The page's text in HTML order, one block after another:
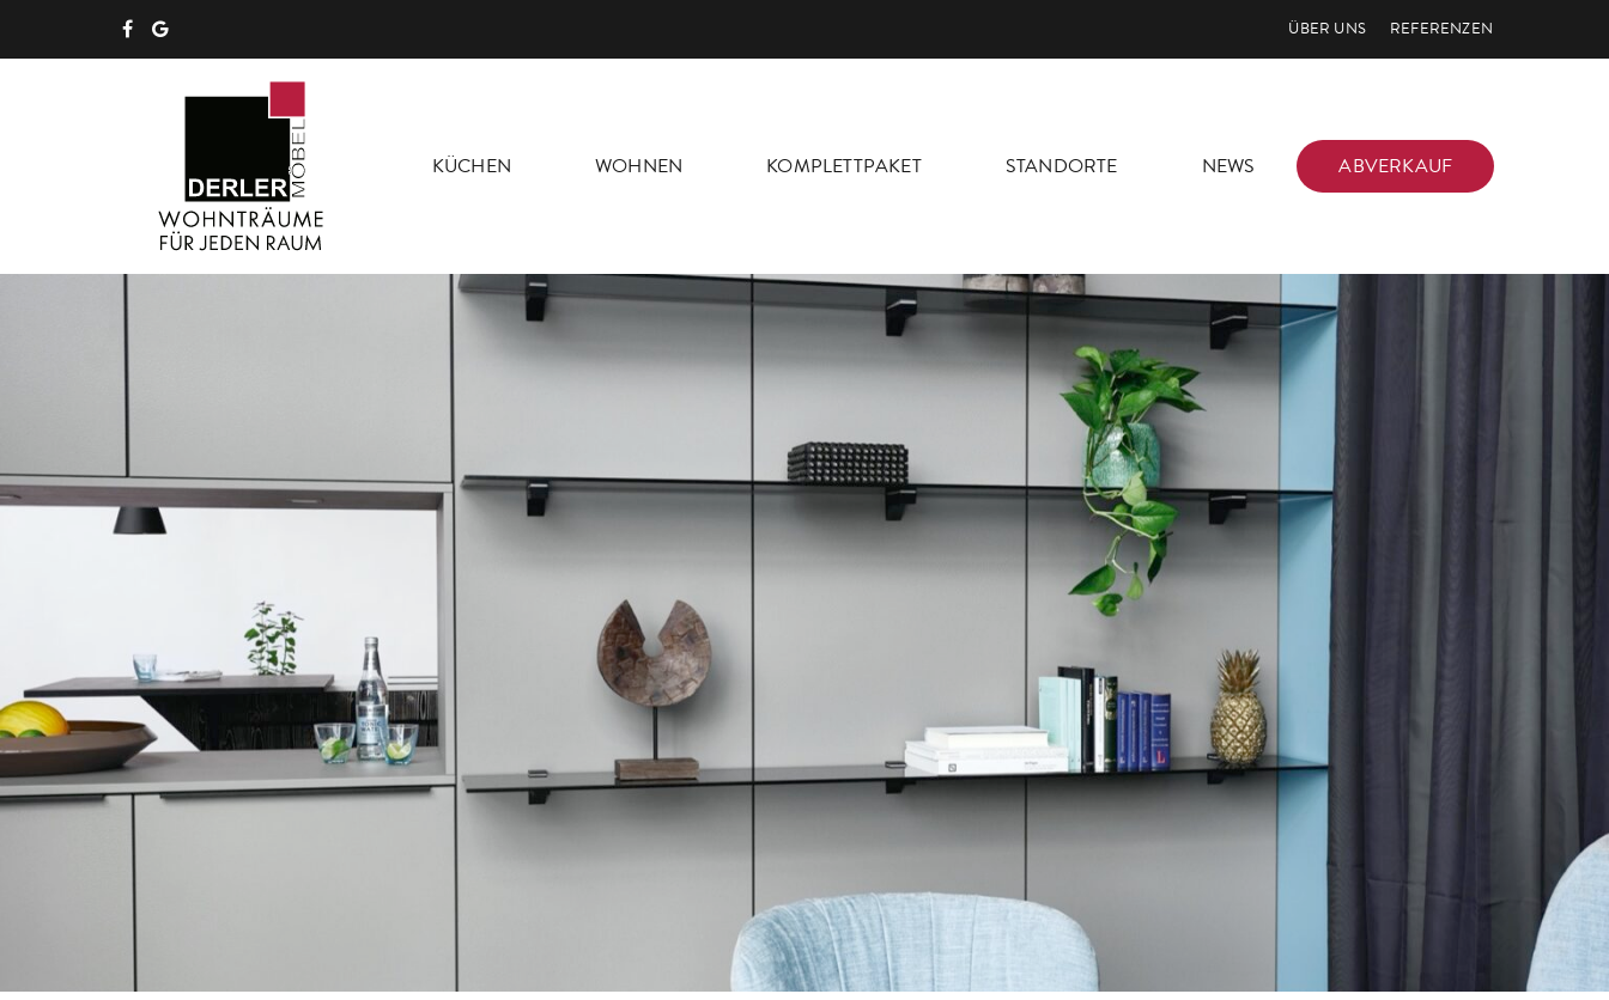
ÜBER UNS REFERENZEN
KÜCHEN WOHNEN KOMPLETTPAKET STANDORTE NEWS ABVERKAUF